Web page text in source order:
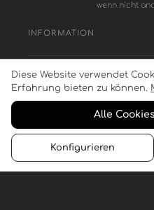
wenn nicht
INFORMATION
SERVICE
Diese Website verwendet
Erfahrung bieten zu können.
Alle
Konfigurieren